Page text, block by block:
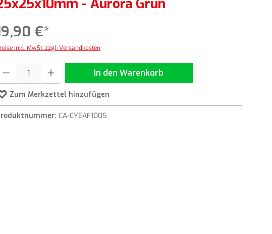
- Aurora Grün
€*
inkl. MwSt. zzgl. Versandkosten
In den Warenkorb
Zum Merkzettel hinzufügen
CA-CYEAF1005